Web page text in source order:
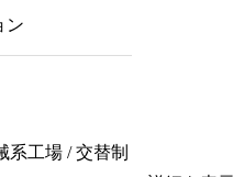
ン
系工場 / 交替制